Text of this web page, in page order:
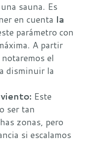
sauna. Es
en cuenta la
parámetro con
A partir
notaremos el
disminuir la
Este
ser tan
zonas, pero
si escalamos